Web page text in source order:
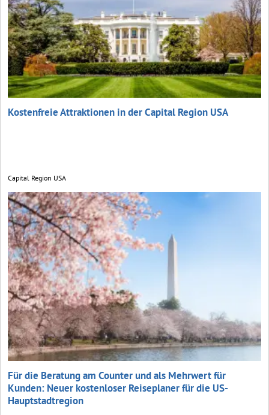
Kostenfreie Attraktionen in der Capital Region USA
Capital Region USA
Für die Beratung am Counter und als Mehrwert für
Kunden: Neuer kostenloser Reiseplaner für die US-
Hauptstadtregion